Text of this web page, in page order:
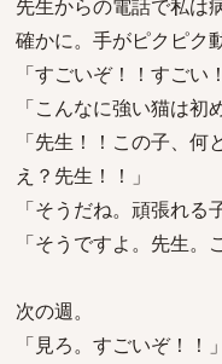
先生からの電話で私は
確かに。手がピクピク
「すごいぞ！！すごい
「こんなに強い猫は初
「先生！！この子、
え？先生！！」
「そうだね。頑張れる
「そうですよ。先生。
次の週。
「見ろ。すごいぞ！！」